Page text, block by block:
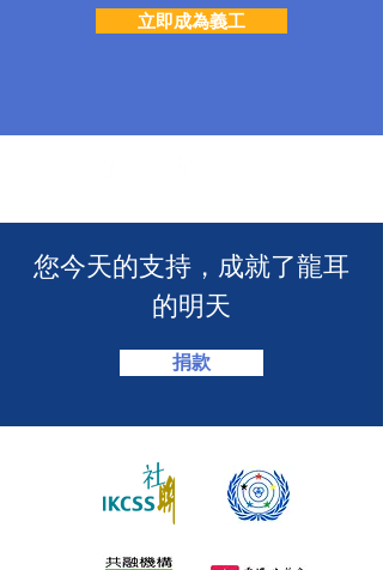
立即成為義工
​您今天的支持，成就了龍耳
的明天
捐款